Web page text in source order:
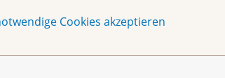
Cookies akzeptieren